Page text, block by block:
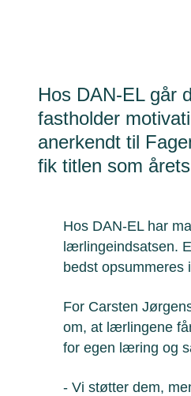
Hos DAN-EL går
fastholder
anerkendt til
fik titlen som
Hos DAN-EL har
lærlingeindsatsen.
bedst opsummeres
For Carsten
om, at lærlingene
for egen læring og
- Vi støtter dem,